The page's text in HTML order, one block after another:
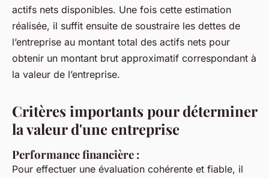
actifs nets disponibles. Une fois cette estimation
réalisée, il suffit ensuite de soustraire les dettes de
l’entreprise au montant total des actifs nets pour
obtenir un montant brut approximatif correspondant à
la valeur de l’entreprise.
Critères importants pour déterminer
la valeur d'une entreprise
Performance financière :
Pour effectuer une évaluation cohérente et fiable, il